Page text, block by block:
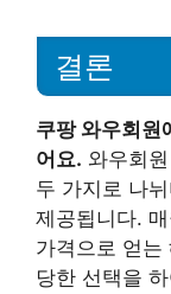
결론
쿠팡 와우회원
어요. 와우회
두 가지로 나
제공됩니다.
가격으로 얻는
당한 선택을